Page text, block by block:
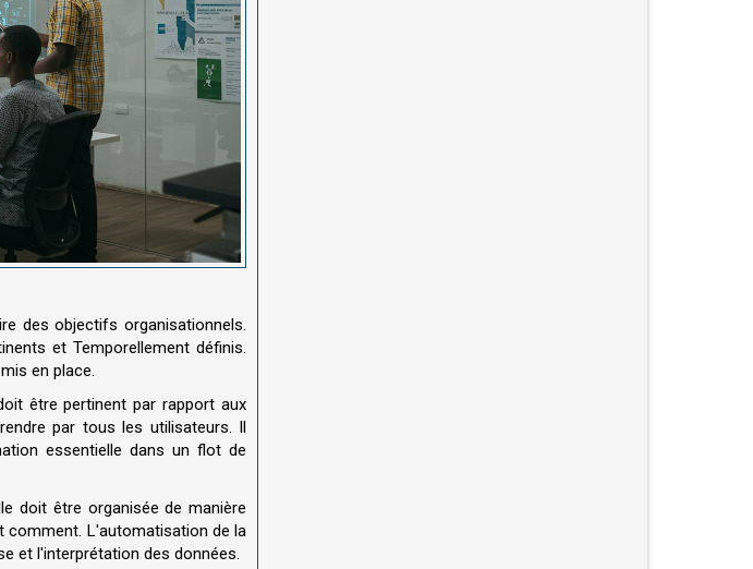
des objectifs organisationnels.
et Temporellement définis.
en place.
être pertinent par rapport aux
par tous les utilisateurs. Il
essentielle dans un flot de
doit être organisée de manière
comment. L'automatisation de la
et l'interprétation des données.